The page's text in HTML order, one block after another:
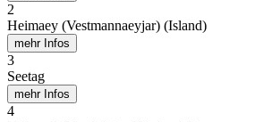
2
Heimaey (Vestmannaeyjar) (Island)
mehr Infos
3
Seetag
mehr Infos
4